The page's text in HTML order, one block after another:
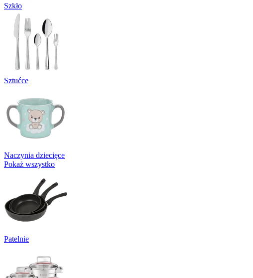
Szkło
Sztućce
Naczynia dziecięce
Pokaż wszystko
Patelnie